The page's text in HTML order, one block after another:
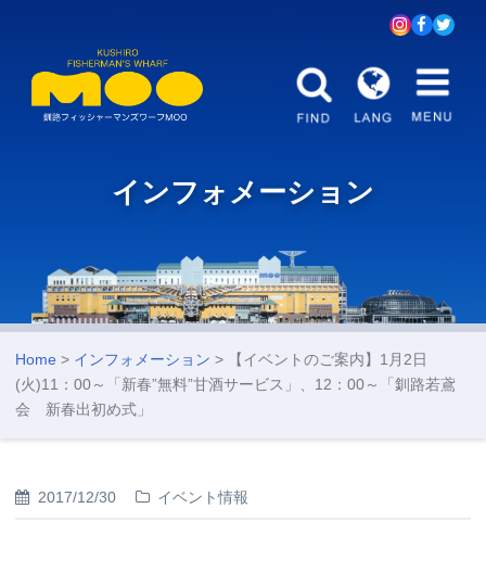
インフォメーション
Home > インフォメーション > 【イベントのご案内】1月2日
(火)11：00～「新春”無料”甘酒サービス」、12：00～「釧路若鳶
会 新春出初め式」
2017/12/30 イベント情報